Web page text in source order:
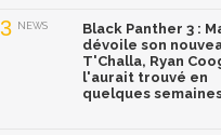
3 NEWS
Black Panther 3 :
dévoile son
T'Challa, Ryan
l'aurait trouvé en
quelques